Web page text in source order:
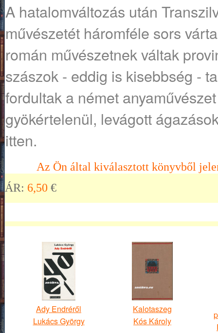
A hatalomváltozás után
művészetét háromféle sors
román művészetnek váltak
szászok - eddig is kisebbség -
fordultak a német
gyökértelenül, levágott
itten.
Az Ön által kiválasztott könyvből
ÁR: 6,50 €
Ady Endréről
Lukács György
Kalotaszeg
Kós Károly